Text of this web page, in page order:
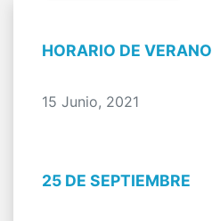
HORARIO DE VERANO
15 Junio, 2021
25 DE SEPTIEMBRE